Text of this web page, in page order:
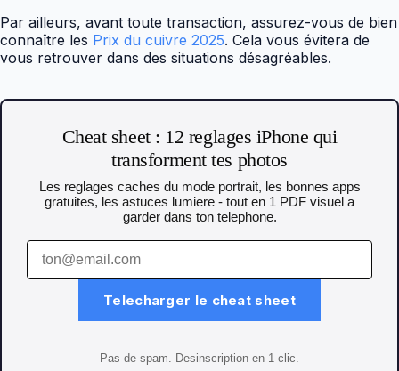
Par ailleurs, avant toute transaction, assurez-vous de bien
connaître les Prix du cuivre 2025. Cela vous évitera de
vous retrouver dans des situations désagréables.
Cheat sheet : 12 reglages iPhone qui
transforment tes photos
Les reglages caches du mode portrait, les bonnes apps
gratuites, les astuces lumiere - tout en 1 PDF visuel a
garder dans ton telephone.
Telecharger le cheat sheet
Pas de spam. Desinscription en 1 clic.